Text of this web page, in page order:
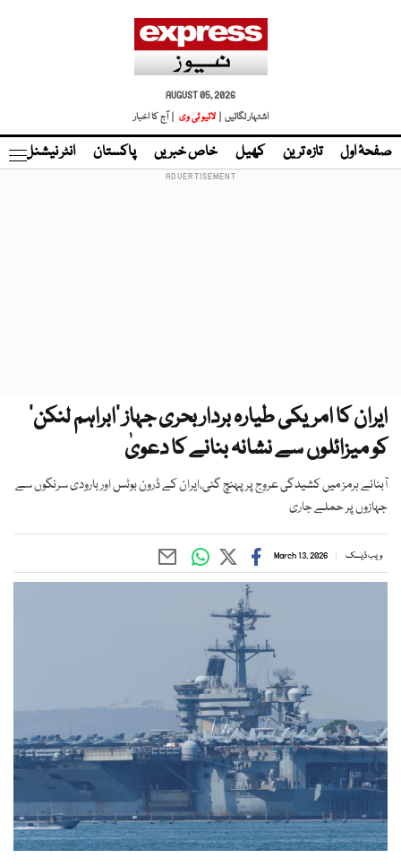
AUGUST 05, 2026
اشتہار لگائیں |
لائیو ٹی وی | آج کا اخبار
صفحۂ اول تازہ ترین کھیل خاص خبریں پاکستان انٹر نیشنل
ایران کا امریکی طیارہ بردار بحری جہاز ’ابراہم لنکن‘
کو میزائلوں سے نشانہ بنانے کا دعویٰ
آبنائے ہرمز میں کشیدگی عروج پر پہنچ گئی،ایران کے ڈرون بوٹس اور بارودی سرنگوں سے
جہازوں پر حملے جاری
ویب ڈیسک March 13, 2026